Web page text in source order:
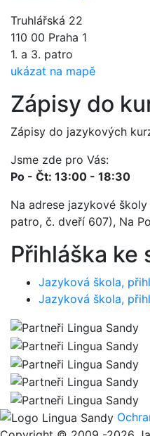
Truhlářská 22
110 00 Praha 1
1. a 3. patro
ukázat na mapě
Zápisy do
Zápisy do jazykových
Jsme zde pro Vás:
Po - Čt: 13:00 - 18:30
Na adrese jazykové školy
patro, č. dveří 607), Na
Přihláška ke
Jazyková škola,
Jazyková škola,